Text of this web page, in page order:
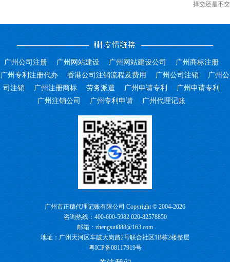
择交还是不交
广州公司注册 广州网站建设 广州网站建设公司
广州商标注册
广州专利注册代办
香港公司注销流程及费用 广州公司注销
广州公
司注销
广州注册商标 劳务派遣 广州申请专利
广州申请专利
广州注销公司
广州专利申请 广州代理记账
广州市正穗代理记账有限公司 Copyright © 2004-2026
咨询热线：400-600-5982 020-82578850
邮箱：zhengsui888@163.com
地址：广州天河区车陂大岗路2号联合社区1B栋2楼整层
粤ICP备08117919号